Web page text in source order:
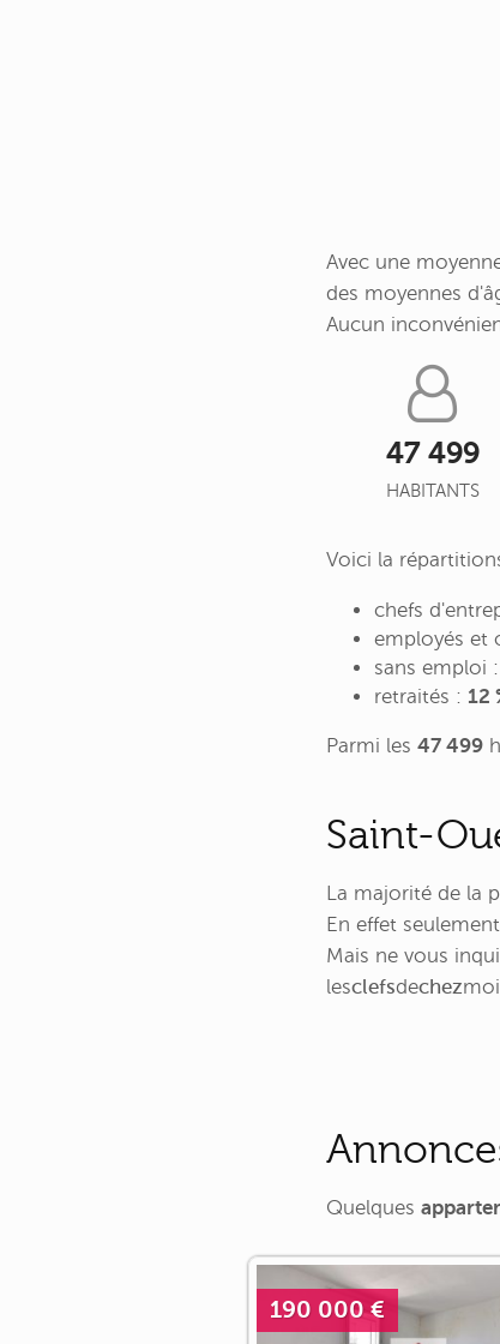
Avec une
des moyennes
Aucun
47 499
HABITANTS
Voici la
chefs
employés et
sans emploi :
retraités : 12
Parmi les 47 499
Saint-
La majorité de la
En effet
Mais ne vous
lesclefsdechezmoi
Quelques
190 000 €